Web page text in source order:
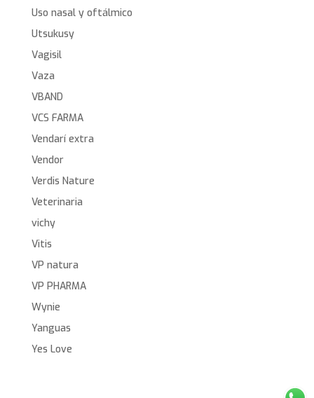
Uso nasal y oftálmico
Utsukusy
Vagisil
Vaza
VBAND
VCS FARMA
Vendarí extra
Vendor
Verdis Nature
Veterinaria
vichy
Vitis
VP natura
VP PHARMA
Wynie
Yanguas
Yes Love